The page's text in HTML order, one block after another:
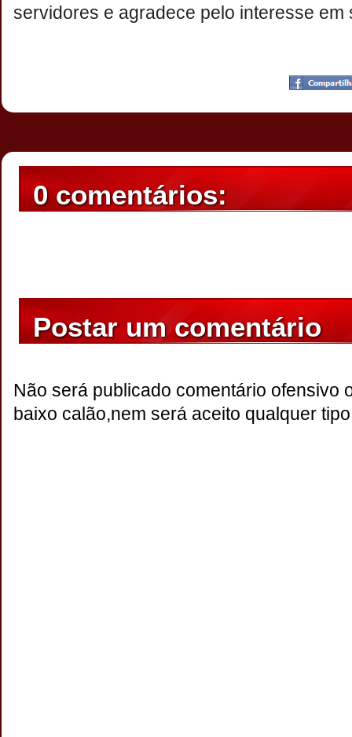
servidores e agradece pelo interesse em
22:10
0 comentários:
Postar um comentário
Não será publicado comentário ofensivo
baixo calão,nem será aceito qualquer